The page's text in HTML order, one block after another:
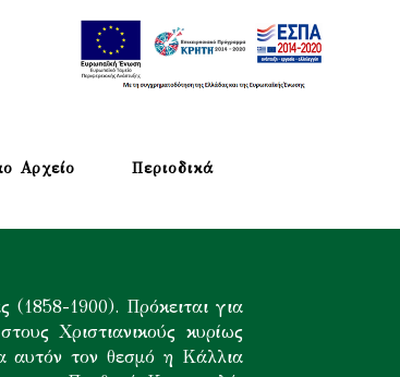
Αρχείο Περιοδικά
(1858-1900). Πρόκειται για
Χριστιανικούς κυρίως
αυτόν τον θεσμό η Κάλλια